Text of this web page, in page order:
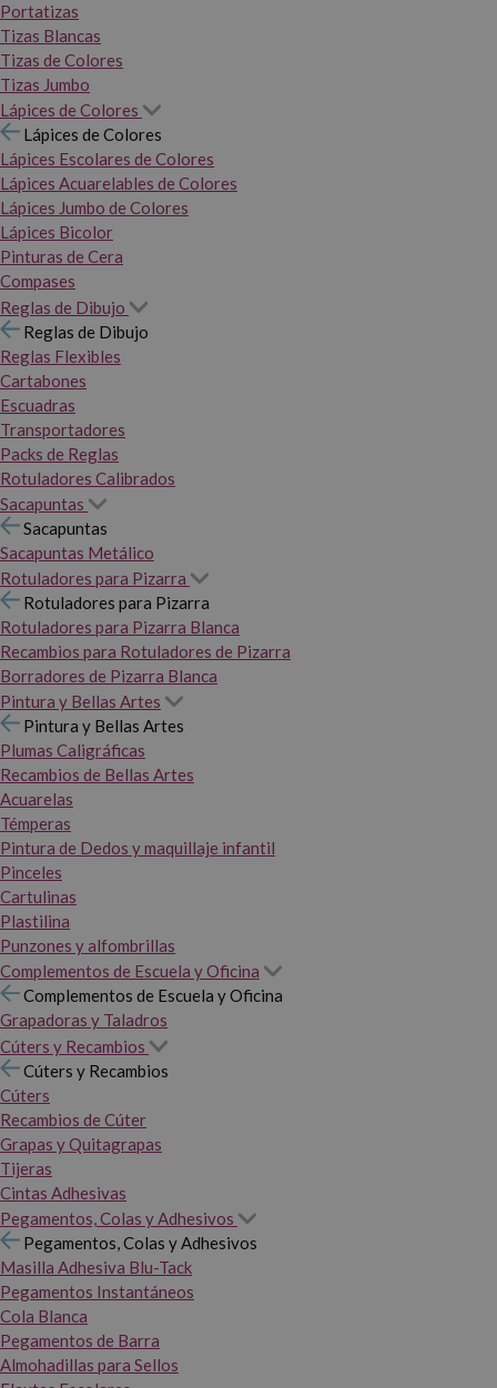
Portatizas
Tizas Blancas
Tizas de Colores
Tizas Jumbo
Lápices de Colores
Lápices de Colores
Lápices Escolares de Colores
Lápices Acuarelables de Colores
Lápices Jumbo de Colores
Lápices Bicolor
Pinturas de Cera
Compases
Reglas de Dibujo
Reglas de Dibujo
Reglas Flexibles
Cartabones
Escuadras
Transportadores
Packs de Reglas
Rotuladores Calibrados
Sacapuntas
Sacapuntas
Sacapuntas Metálico
Rotuladores para Pizarra
Rotuladores para Pizarra
Rotuladores para Pizarra Blanca
Recambios para Rotuladores de Pizarra
Borradores de Pizarra Blanca
Pintura y Bellas Artes
Pintura y Bellas Artes
Plumas Caligráficas
Recambios de Bellas Artes
Acuarelas
Témperas
Pintura de Dedos y maquillaje infantil
Pinceles
Cartulinas
Plastilina
Punzones y alfombrillas
Complementos de Escuela y Oficina
Complementos de Escuela y Oficina
Grapadoras y Taladros
Cúters y Recambios
Cúters y Recambios
Cúters
Recambios de Cúter
Grapas y Quitagrapas
Tijeras
Cintas Adhesivas
Pegamentos, Colas y Adhesivos
Pegamentos, Colas y Adhesivos
Masilla Adhesiva Blu-Tack
Pegamentos Instantáneos
Cola Blanca
Pegamentos de Barra
Almohadillas para Sellos